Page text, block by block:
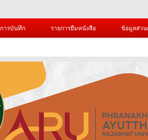
ารบันทึก รายการยืมหนังสือ ข้อมูลส่ว